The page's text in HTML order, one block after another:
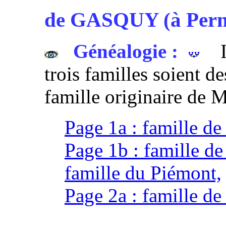
de GASQUY (à
Généalogie :
trois familles soient
famille originaire de
Page 1a : famille
Page 1b : famille
famille du Piémont,
Page 2a : famille